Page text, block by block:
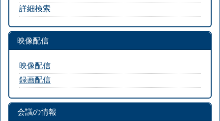
詳細検索
映像配信
映像配信
録画配信
会議の情報